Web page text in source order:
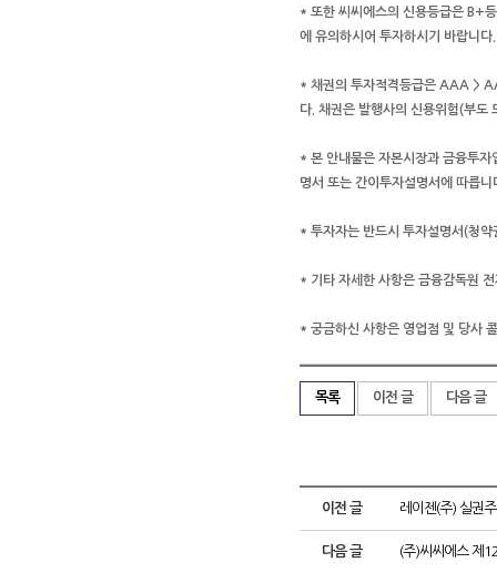
* 또한 씨씨에스의 신용등급은 B+
에 유의하시어 투자하시기 바랍니다.
* 채권의 투자적격등급은 AAA >
다. 채권은 발행사의 신용위험(부도
* 본 안내물은 자본시장과 금융투자
명서 또는 간이투자설명서에 따릅니
* 투자자는 반드시 투자설명서(청
* 기타 자세한 사항은 금융감독원
* 궁금하신 사항은 영업점 및 당사
목록 이전 글 다음 글
이전 글 레이젠(주) 실권
다음 글 (주)씨씨에스 제